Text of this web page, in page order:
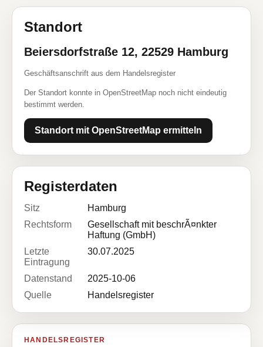
Standort
Beiersdorfstraße 12, 22529 Hamburg
Geschäftsanschrift aus dem Handelsregister
Der Standort konnte in OpenStreetMap noch nicht eindeutig
bestimmt werden.
Standort mit OpenStreetMap ermitteln
Registerdaten
Sitz
Hamburg
Rechtsform
Gesellschaft mit beschrÃ¤nkter
Haftung (GmbH)
Letzte
Eintragung
30.07.2025
Datenstand
2025-10-06
Quelle
Handelsregister
HANDELSREGISTER